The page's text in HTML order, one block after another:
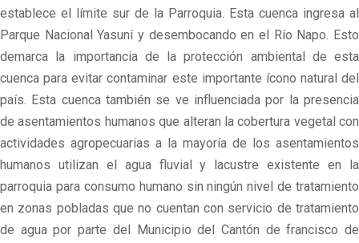
establece el límite sur de la Parroquia. Esta cuenca ingresa al
Parque Nacional Yasuní y desembocando en el Río Napo. Esto
demarca la importancia de la protección ambiental de esta
cuenca para evitar contaminar este importante ícono natural del
país. Esta cuenca también se ve influenciada por la presencia
de asentamientos humanos que alteran la cobertura vegetal con
actividades agropecuarias a la mayoría de los asentamientos
humanos utilizan el agua fluvial y lacustre existente en la
parroquia para consumo humano sin ningún nivel de tratamiento
en zonas pobladas que no cuentan con servicio de tratamiento
de agua por parte del Municipio del Cantón de francisco de